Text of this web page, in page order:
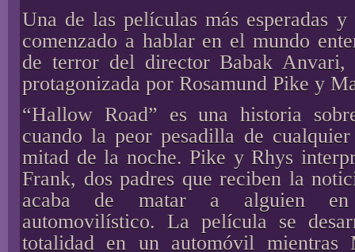
Una de las películas más esperadas
comenzado a hablar en el mundo
de terror del director Babak Anvari,
protagonizada por Rosamund Pike y
“Hallow Road” es una historia
cuando la peor pesadilla de
mitad de la noche. Pike y Rhys
Frank, dos padres que reciben la
acaba de matar a alguien en
automovilístico. La película se
totalidad en un automóvil mientras